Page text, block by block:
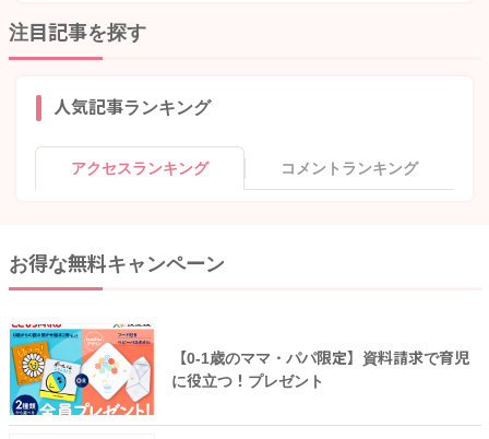
注目記事を探す
人気記事ランキング
アクセスランキング コメントランキング
お得な無料キャンペーン
【0-1歳のママ・パパ限定】資料請求で育児
に役立つ！プレゼント